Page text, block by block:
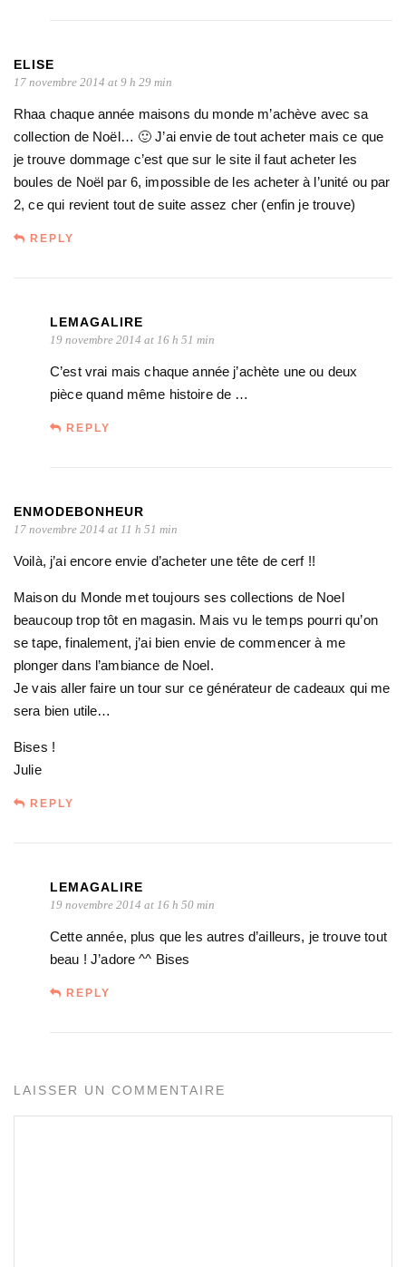
ELISE
17 novembre 2014 at 9 h 29 min
Rhaa chaque année maisons du monde m’achève avec sa
collection de Noël… 🙂 J’ai envie de tout acheter mais ce que
je trouve dommage c’est que sur le site il faut acheter les
boules de Noël par 6, impossible de les acheter à l’unité ou par
2, ce qui revient tout de suite assez cher (enfin je trouve)
REPLY
LEMAGALIRE
19 novembre 2014 at 16 h 51 min
C’est vrai mais chaque année j’achète une ou deux
pièce quand même histoire de …
REPLY
ENMODEBONHEUR
17 novembre 2014 at 11 h 51 min
Voilà, j’ai encore envie d’acheter une tête de cerf !!
Maison du Monde met toujours ses collections de Noel
beaucoup trop tôt en magasin. Mais vu le temps pourri qu’on
se tape, finalement, j’ai bien envie de commencer à me
plonger dans l’ambiance de Noel.
Je vais aller faire un tour sur ce générateur de cadeaux qui me
sera bien utile…
Bises !
Julie
REPLY
LEMAGALIRE
19 novembre 2014 at 16 h 50 min
Cette année, plus que les autres d’ailleurs, je trouve tout
beau ! J’adore ^^ Bises
REPLY
LAISSER UN COMMENTAIRE